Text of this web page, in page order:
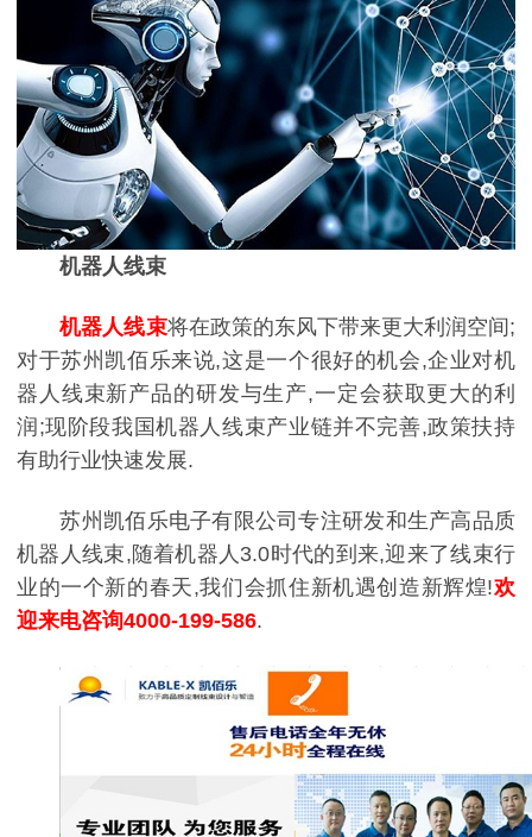
机器人线束
机器人线束将在政策的东风下带来更大利润空间;
对于苏州凯佰乐来说,这是一个很好的机会,企业对机
器人线束新产品的研发与生产,一定会获取更大的利
润;现阶段我国机器人线束产业链并不完善,政策扶持
有助行业快速发展.
苏州凯佰乐电子有限公司专注研发和生产高品质
机器人线束,随着机器人3.0时代的到来,迎来了线束行
业的一个新的春天,我们会抓住新机遇创造新辉煌!欢
迎来电咨询4000-199-586.